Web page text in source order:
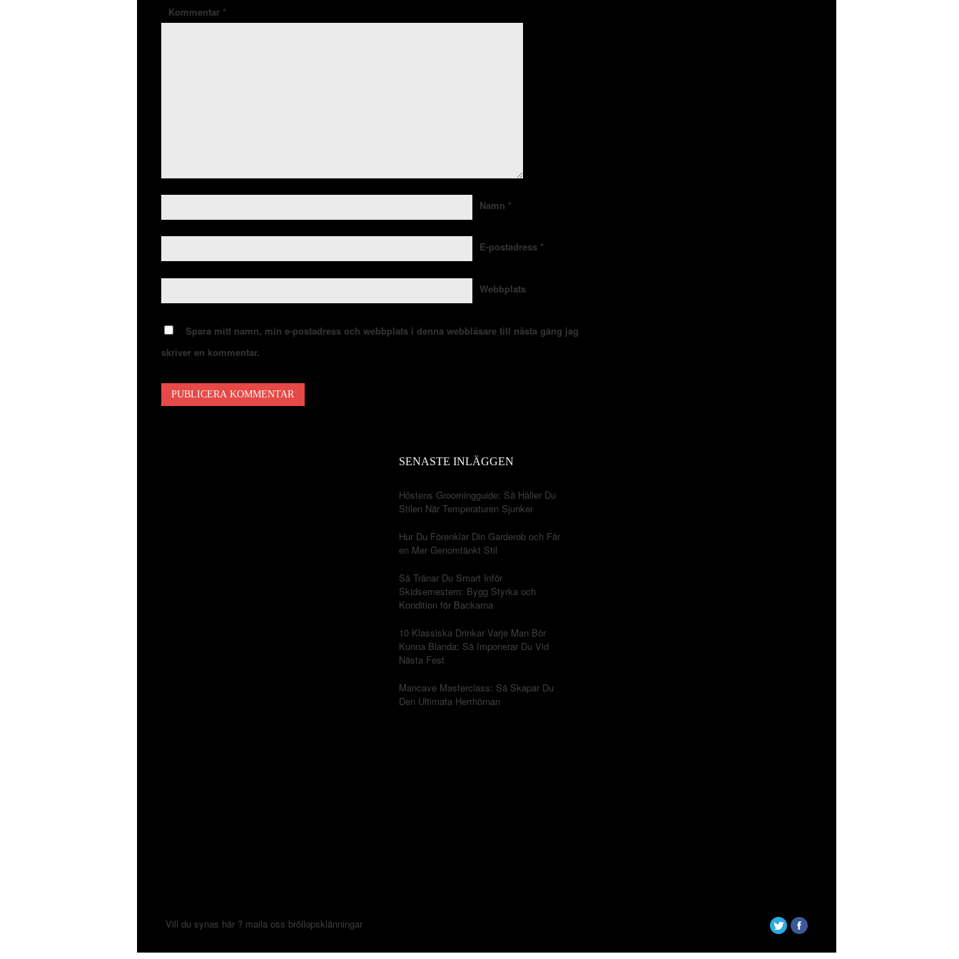
Kommentar *
Namn *
E-postadress *
Webbplats
Spara mitt namn, min e-postadress och webbplats i denna webbläsare till nästa gång jag
skriver en kommentar.
SENASTE INLÄGGEN
Höstens Groomingguide: Så Håller Du
Stilen När Temperaturen Sjunker
Hur Du Förenklar Din Garderob och Får
en Mer Genomtänkt Stil
Så Tränar Du Smart Inför
Skidsemestern: Bygg Styrka och
Kondition för Backarna
10 Klassiska Drinkar Varje Man Bör
Kunna Blanda: Så Imponerar Du Vid
Nästa Fest
Mancave Masterclass: Så Skapar Du
Den Ultimata Herrhörnan
Vill du synas här ? maila oss bröllopsklänningar